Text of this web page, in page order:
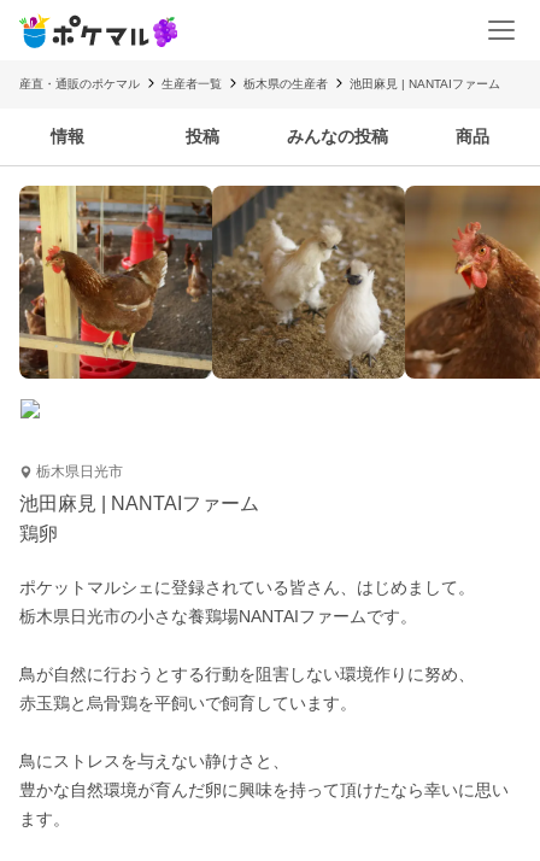
産直・通販のポケマル 生産者一覧 栃木県の生産者 池田麻見 | NANTAIファーム
情報 投稿 みんなの投稿 商品
栃木県日光市
池田麻見 | NANTAIファーム
鶏卵
ポケットマルシェに登録されている皆さん、はじめまして。
栃木県日光市の小さな養鶏場NANTAIファームです。
鳥が自然に行おうとする行動を阻害しない環境作りに努め、
赤玉鶏と烏骨鶏を平飼いで飼育しています。
鳥にストレスを与えない静けさと、
豊かな自然環境が育んだ卵に興味を持って頂けたなら幸いに思い
ます。